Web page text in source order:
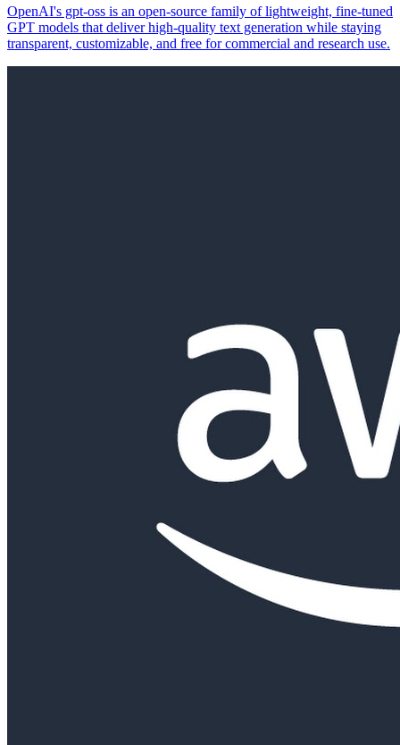
OpenAI's gpt-oss is an open‑source family of lightweight, fine‑tuned
GPT models that deliver high‑quality text generation while staying
transparent, customizable, and free for commercial and research use.